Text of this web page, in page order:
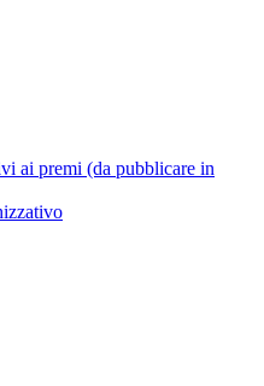
ai premi (da pubblicare in